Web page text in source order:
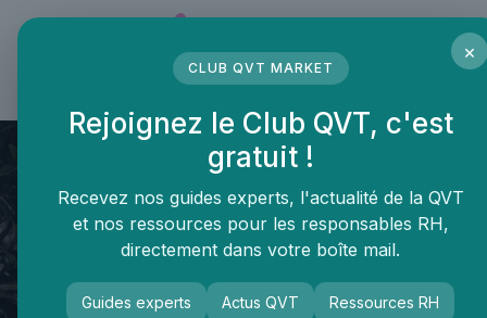
×
CLUB QVT MARKET
Rejoignez le Club QVT, c'est
gratuit !
Recevez nos guides experts, l'actualité de la QVT
et nos ressources pour les responsables RH,
directement dans votre boîte mail.
Guides experts Actus QVT Ressources RH
Panneau de gestion des cookies